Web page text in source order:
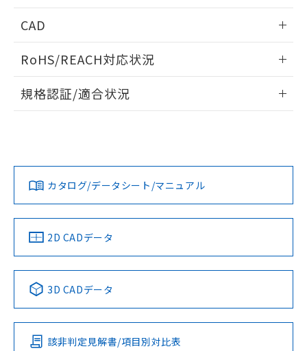
CAD
ドすることができます。
ログイン/会員登録
ダウンロードデータをご利用いただく前に、以下を必ずお読
みください。
ソフトウェアの使用条件
RoHS/REACH対応状況
EU RoHS 注意事項・凡例
対応済み
中国 RoHS 注意事項・凡例
Pb Hg Cd Cr(VI)
O
規格認証/適合状況
カタログ/データシート/マニュアル
2D CADデータ
3D CADデータ
該非判定見解書/項目別対比表